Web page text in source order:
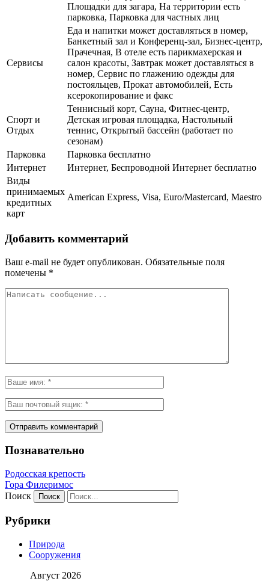
Площадки для загара, На территории есть
парковка, Парковка для частных лиц
Сервисы
Еда и напитки может доставляться в номер,
Банкетный зал и Конференц-зал, Бизнес-центр,
Прачечная, В отеле есть парикмахерская и
салон красоты, Завтрак может доставляться в
номер, Сервис по глажению одежды для
постояльцев, Прокат автомобилей, Есть
ксерокопирование и факс
Спорт и
Отдых
Теннисный корт, Сауна, Фитнес-центр,
Детская игровая площадка, Настольный
теннис, Открытый бассейн (работает по
сезонам)
Парковка
Парковка бесплатно
Интернет
Интернет, Беспроводной Интернет бесплатно
Виды
принимаемых
кредитных
карт
American Express, Visa, Euro/Mastercard, Maestro
Добавить комментарий
Ваш e-mail не будет опубликован. Обязательные поля
помечены *
Познавательно
Родосская крепость
Гора Филеримос
Поиск
Рубрики
Природа
Сооружения
Август 2026